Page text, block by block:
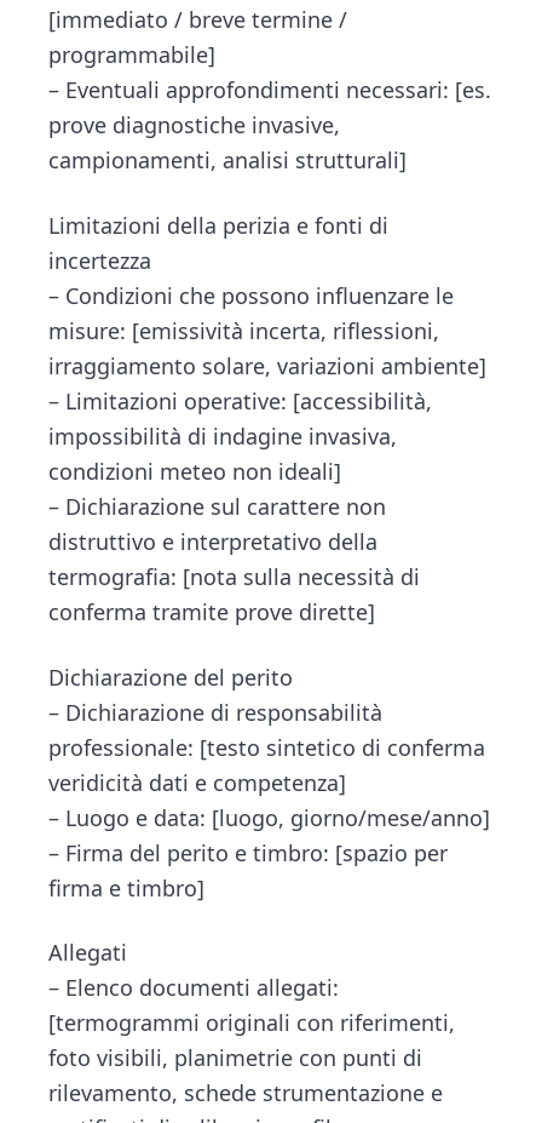
[immediato / breve termine /
programmabile]
– Eventuali approfondimenti necessari: [es.
prove diagnostiche invasive,
campionamenti, analisi strutturali]
Limitazioni della perizia e fonti di
incertezza
– Condizioni che possono influenzare le
misure: [emissività incerta, riflessioni,
irraggiamento solare, variazioni ambiente]
– Limitazioni operative: [accessibilità,
impossibilità di indagine invasiva,
condizioni meteo non ideali]
– Dichiarazione sul carattere non
distruttivo e interpretativo della
termografia: [nota sulla necessità di
conferma tramite prove dirette]
Dichiarazione del perito
– Dichiarazione di responsabilità
professionale: [testo sintetico di conferma
veridicità dati e competenza]
– Luogo e data: [luogo, giorno/mese/anno]
– Firma del perito e timbro: [spazio per
firma e timbro]
Allegati
– Elenco documenti allegati:
[termogrammi originali con riferimenti,
foto visibili, planimetrie con punti di
rilevamento, schede strumentazione e